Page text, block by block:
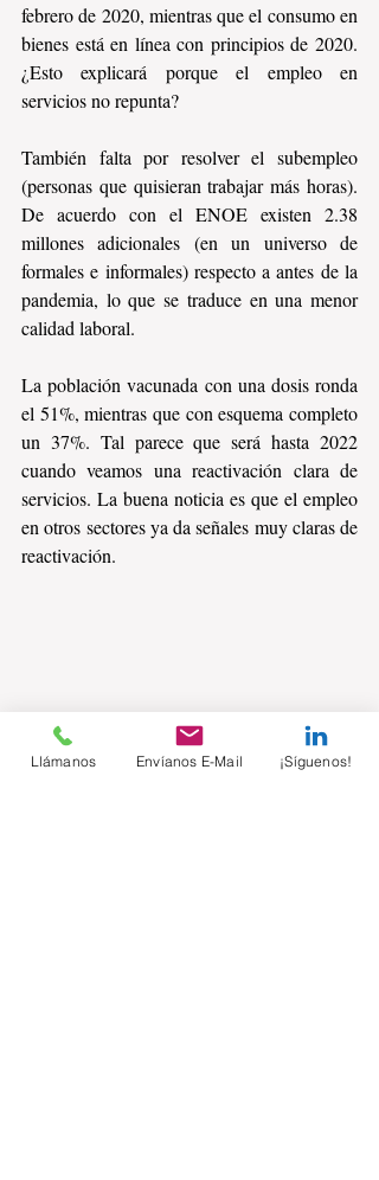
febrero de 2020, mientras que el consumo en
bienes está en línea con principios de 2020.
¿Esto explicará porque el empleo en
servicios no repunta?
También falta por resolver el subempleo
(personas que quisieran trabajar más horas).
De acuerdo con el ENOE existen 2.38
millones adicionales (en un universo de
formales e informales) respecto a antes de la
pandemia, lo que se traduce en una menor
calidad laboral.
La población vacunada con una dosis ronda
el 51%, mientras que con esquema completo
un 37%. Tal parece que será hasta 2022
cuando veamos una reactivación clara de
servicios. La buena noticia es que el empleo
en otros sectores ya da señales muy claras de
reactivación.
Llámanos Envíanos E-Mail ¡Síguenos!